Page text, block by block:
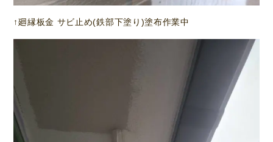
↑廻縁板金 サビ止め(鉄部下塗り)塗布作業中